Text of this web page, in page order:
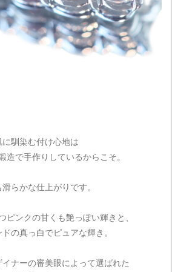
に馴染む付け心地は
造で手作りしているからこそ。
滑らかな仕上がりです。
ピンクの甘くも艶っぽい輝きと、
の真っ白でピュアな輝き。
ナーの審美眼によって選ばれた
ご注文手続き